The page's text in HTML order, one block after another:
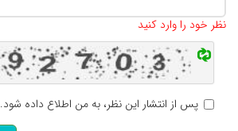
نظر خود را وارد کنید
پس از انتشار این نظر، به من اطلاع داده شود.